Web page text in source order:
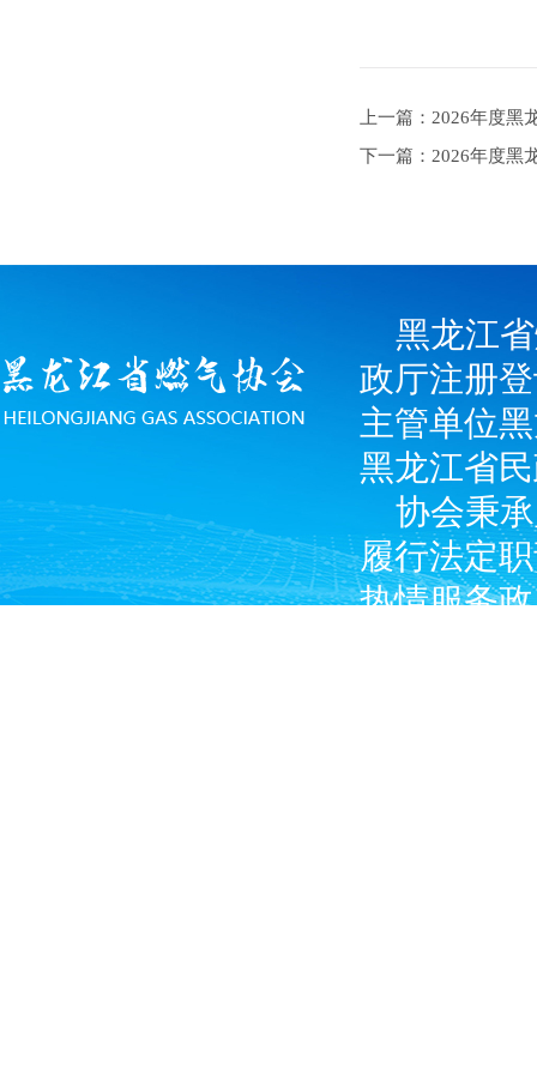
上一篇：2026年度
下一篇：2026年度黑
黑龙江
政厅注册
主管单位
黑龙江省
协会秉
履行法定
热情服务